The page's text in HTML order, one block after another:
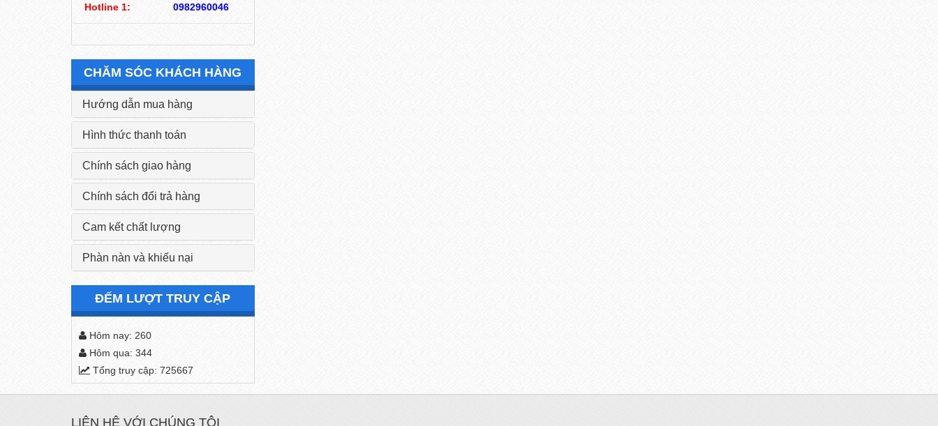
Hotline 1:
0982960046
CHĂM SÓC KHÁCH HÀNG
Hướng dẫn mua hàng
Hình thức thanh toán
Chính sách giao hàng
Chính sách đổi trả hàng
Cam kết chất lượng
Phàn nàn và khiếu nại
ĐẾM LƯỢT TRUY CẬP
Hôm nay: 260
Hôm qua: 344
Tổng truy cập: 725667
LIÊN HỆ VỚI CHÚNG TÔI